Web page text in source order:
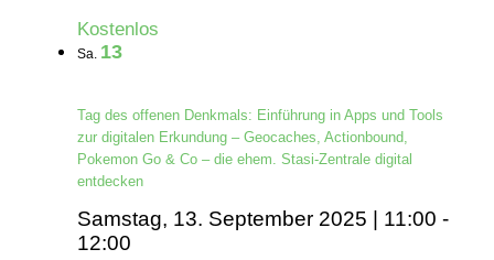
Kostenlos
Sa. 13
Tag des offenen Denkmals: Einführung in Apps und Tools
zur digitalen Erkundung – Geocaches, Actionbound,
Pokemon Go & Co – die ehem. Stasi-Zentrale digital
entdecken
Samstag, 13. September 2025 | 11:00 -
12:00